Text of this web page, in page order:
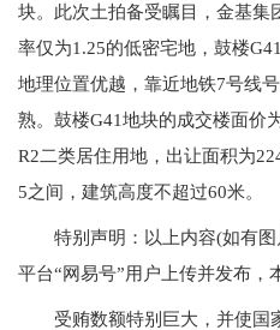
块。此次土拍备受瞩目，金基集
率仅为1.25的低密宅地，鼓楼
地理位置优越，靠近地铁7号线
熟。鼓楼G41地块的成交楼面价
R2二类居住用地，出让面积为
5之间，建筑高度不超过60米。
特别声明：以上内容(如有图
平台“网易号”用户上传并发布，
受贿数额特别巨大，并使国